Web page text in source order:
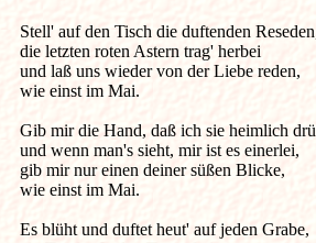
Stell' auf den Tisch die duftenden
die letzten roten Astern trag' herbei
und laß uns wieder von der Liebe reden,
wie einst im Mai.
Gib mir die Hand, daß ich sie heimlich
und wenn man's sieht, mir ist es einerlei,
gib mir nur einen deiner süßen Blicke,
wie einst im Mai.
Es blüht und duftet heut' auf jeden Grabe,